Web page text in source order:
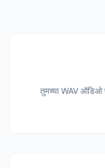
तुमच्या WAV ऑडिओ